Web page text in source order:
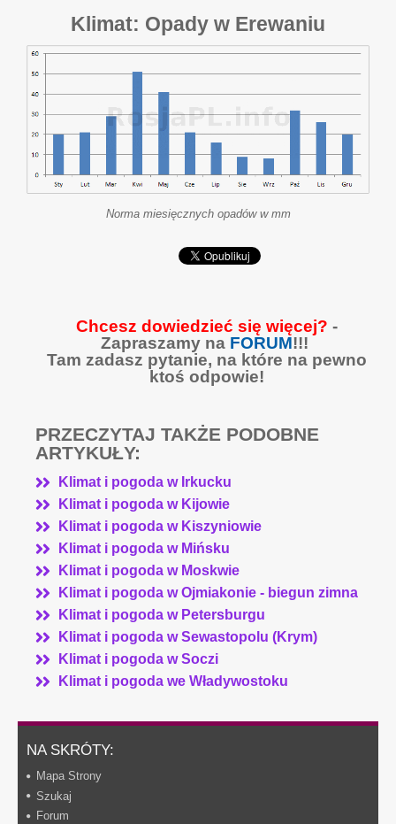
Klimat: Opady w Erewaniu
Norma miesięcznych opadów w mm
Chcesz dowiedzieć się więcej? -
Zapraszamy na FORUM!!!
Tam zadasz pytanie, na które na pewno
ktoś odpowie!
PRZECZYTAJ TAKŻE PODOBNE
ARTYKUŁY:
Klimat i pogoda w Irkucku
Klimat i pogoda w Kijowie
Klimat i pogoda w Kiszyniowie
Klimat i pogoda w Mińsku
Klimat i pogoda w Moskwie
Klimat i pogoda w Ojmiakonie - biegun zimna
Klimat i pogoda w Petersburgu
Klimat i pogoda w Sewastopolu (Krym)
Klimat i pogoda w Soczi
Klimat i pogoda we Władywostoku
NA SKRÓTY:
Mapa Strony
Szukaj
Forum